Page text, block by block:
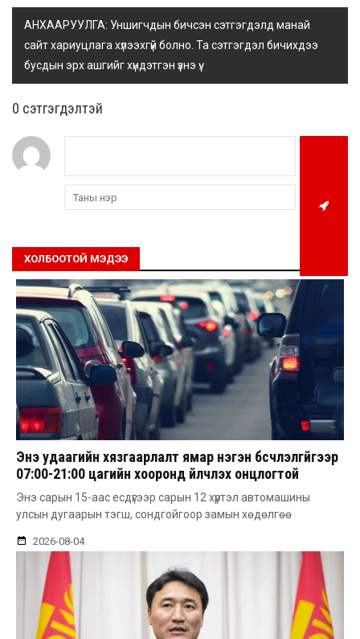
АНХААРУУЛГА: Уншигчдын бичсэн сэтгэгдэлд манай
сайт хариуцлага хүлээхгүй болно. Та сэтгэгдэл бичихдээ
бусдын эрх ашгийг хүндэтгэн үзнэ үү.
0 cэтгэгдэлтэй
ХОЛБООТОЙ МЭДЭЭ
Энэ удаагийн хязгаарлалт ямар нэгэн бүсчлэлгүйгээр
07:00-21:00 цагийн хооронд үйлчлэх онцлогтой
Энэ сарын 15-аас есдүгээр сарын 12 хүртэл автомашины
улсын дугаарын тэгш, сондгойгоор замын хөдөлгөө
2026-08-04